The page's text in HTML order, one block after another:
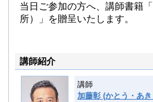
当日ご参加の方へ、講師書籍
所）」を贈呈いたします。
講師紹介
講師
加藤彰 (かとう・あ